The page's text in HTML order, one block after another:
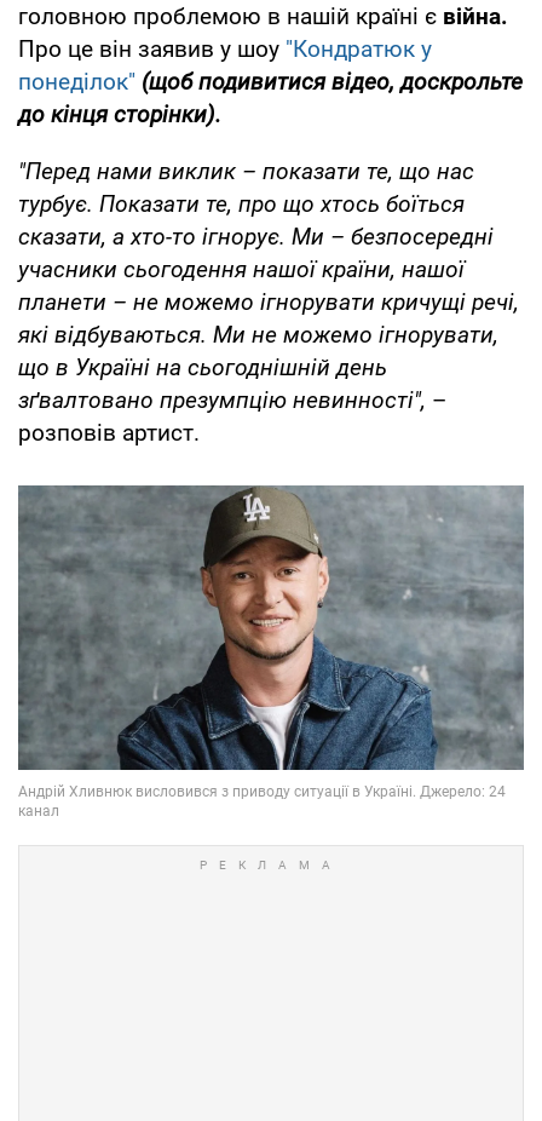
головною проблемою в нашій країні є війна.
Про це він заявив у шоу "Кондратюк у
понеділок" (щоб подивитися відео, доскрольте
до кінця сторінки).
"Перед нами виклик – показати те, що нас
турбує. Показати те, про що хтось боїться
сказати, а хто-то ігнорує. Ми – безпосередні
учасники сьогодення нашої країни, нашої
планети – не можемо ігнорувати кричущі речі,
які відбуваються. Ми не можемо ігнорувати,
що в Україні на сьогоднішній день
зґвалтовано презумпцію невинності", –
розповів артист.